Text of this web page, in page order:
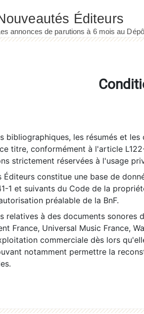
bibliographiques, les résumés et
titre, conformément à l'article
strictement réservées à l'usage
Éditeurs constitue une base de
1 et suivants du Code de la
préalable de la BnF.
relatives à des documents sonores
France, Universal Music France,
commerciale dès lors
notamment permettre la